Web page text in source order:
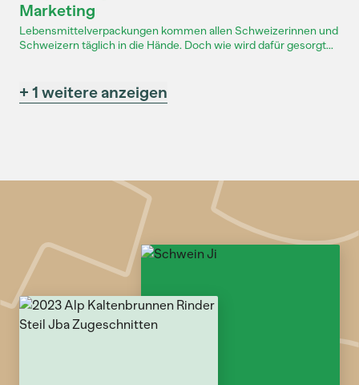
Marketing
Lebensmittelverpackungen kommen allen Schweizerinnen und
Schweizern täglich in die Hände. Doch wie wird dafür gesorgt...
+ 1 weitere anzeigen